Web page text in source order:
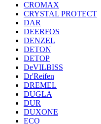
CROMAX
CRYSTAL PROTECT
DAR
DEERFOS
DENZEL
DETON
DETOP
DeVILBISS
Dr'Reifen
DREMEL
DUGLA
DUR
DUXONE
ECO